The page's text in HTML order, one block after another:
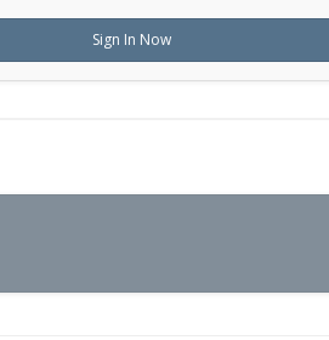
Sign In Now